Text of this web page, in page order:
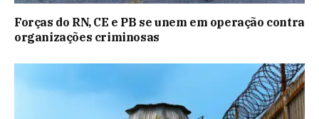
Forças do RN, CE e PB se unem em operação contra
organizações criminosas